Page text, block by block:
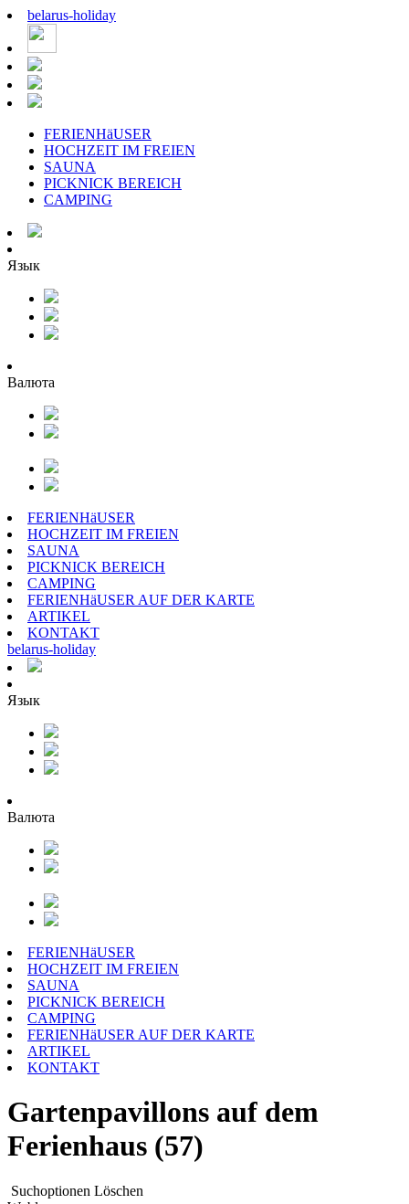
belarus-holiday
FERIENHäUSER
HOCHZEIT IM FREIEN
SAUNA
PICKNICK BEREICH
CAMPING
Язык
Валюта
FERIENHäUSER
HOCHZEIT IM FREIEN
SAUNA
PICKNICK BEREICH
CAMPING
FERIENHäUSER AUF DER KARTE
ARTIKEL
KONTAKT
belarus-holiday
Язык
Валюта
FERIENHäUSER
HOCHZEIT IM FREIEN
SAUNA
PICKNICK BEREICH
CAMPING
FERIENHäUSER AUF DER KARTE
ARTIKEL
KONTAKT
Gartenpavillons auf dem
Ferienhaus (57)
Suchoptionen Löschen